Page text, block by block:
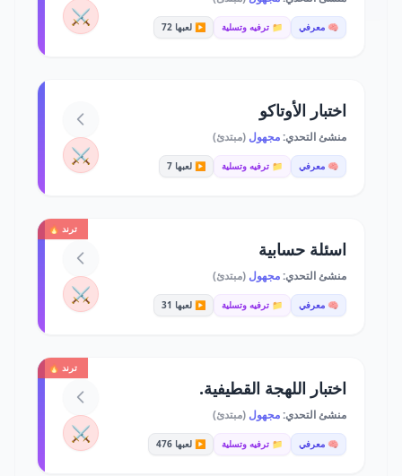
🧠 معرفي 📁 ترفيه وتسلية ▶️ لعبها 72 ⚔️
اختبار الأوتاكو
منشئ التحدي:مجهول (مبتدئ)
🧠 معرفي 📁 ترفيه وتسلية ▶️ لعبها 7 ⚔️
ترند 🔥
اسئلة حسابية
منشئ التحدي:مجهول (مبتدئ)
🧠 معرفي 📁 ترفيه وتسلية ▶️ لعبها 31 ⚔️
ترند 🔥
اختبار اللهجة القطيفية.
منشئ التحدي:مجهول (مبتدئ)
🧠 معرفي 📁 ترفيه وتسلية ▶️ لعبها 476 ⚔️